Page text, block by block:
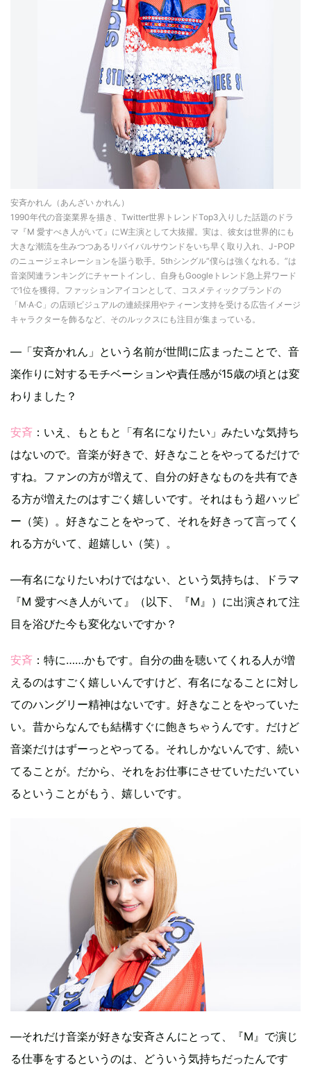
安斉かれん（あんざい かれん）
1990年代の音楽業界を描き、Twitter世界トレンドTop3入りした話題のドラ
マ『M 愛すべき人がいて』にW主演として大抜擢。実は、彼女は世界的にも
大きな潮流を生みつつあるリバイバルサウンドをいち早く取り入れ、J-POP
のニュージェネレーションを謳う歌手。5thシングル“僕らは強くなれる。”は
音楽関連ランキングにチャートインし、自身もGoogleトレンド急上昇ワード
で1位を獲得。ファッションアイコンとして、コスメティックブランドの
「M·A·C」の店頭ビジュアルの連続採用やティーン支持を受ける広告イメージ
キャラクターを飾るなど、そのルックスにも注目が集まっている。
―「安斉かれん」という名前が世間に広まったことで、音
楽作りに対するモチベーションや責任感が15歳の頃とは変
わりました？
安斉 ：いえ、もともと「有名になりたい」みたいな気持ち
はないので。音楽が好きで、好きなことをやってるだけで
すね。ファンの方が増えて、自分の好きなものを共有でき
る方が増えたのはすごく嬉しいです。それはもう超ハッピ
ー（笑）。好きなことをやって、それを好きって言ってく
れる方がいて、超嬉しい（笑）。
―有名になりたいわけではない、という気持ちは、ドラマ
『M 愛すべき人がいて』（以下、『M』）に出演されて注
目を浴びた今も変化ないですか？
安斉 ：特に……かもです。自分の曲を聴いてくれる人が増
えるのはすごく嬉しいんですけど、有名になることに対し
てのハングリー精神はないです。好きなことをやっていた
い。昔からなんでも結構すぐに飽きちゃうんです。だけど
音楽だけはずーっとやってる。それしかないんです、続い
てることが。だから、それをお仕事にさせていただいてい
るということがもう、嬉しいです。
―それだけ音楽が好きな安斉さんにとって、『M』で演じ
る仕事をするというのは、どういう気持ちだったんです